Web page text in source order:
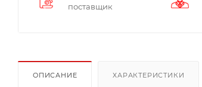
поставщик
ОПИСАНИЕ ХАРАКТЕРИСТИКИ